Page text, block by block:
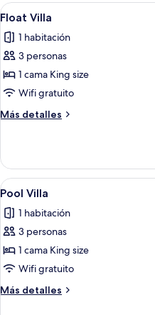
Abrir
todas
las
fotos
de
Float
Villa
10
Float Villa
1 habitación
3 personas
1 cama King size
Wifi gratuito
Más detalles
Más
Villa
Abrir
todas
las
fotos
de
Pool
Villa
9
Pool Villa
1 habitación
3 personas
1 cama King size
Wifi gratuito
Más detalles
Más